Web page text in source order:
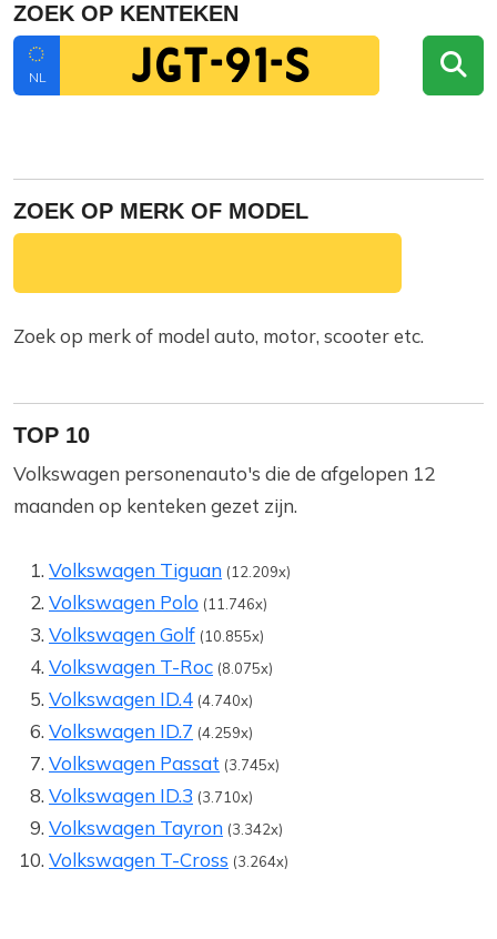
ZOEK OP KENTEKEN
NL
ZOEK OP MERK OF MODEL
Zoek op merk of model auto, motor, scooter etc.
TOP 10
Volkswagen personenauto's die de afgelopen 12
maanden op kenteken gezet zijn.
Volkswagen Tiguan (12.209x)
Volkswagen Polo (11.746x)
Volkswagen Golf (10.855x)
Volkswagen T-Roc (8.075x)
Volkswagen ID.4 (4.740x)
Volkswagen ID.7 (4.259x)
Volkswagen Passat (3.745x)
Volkswagen ID.3 (3.710x)
Volkswagen Tayron (3.342x)
Volkswagen T-Cross (3.264x)